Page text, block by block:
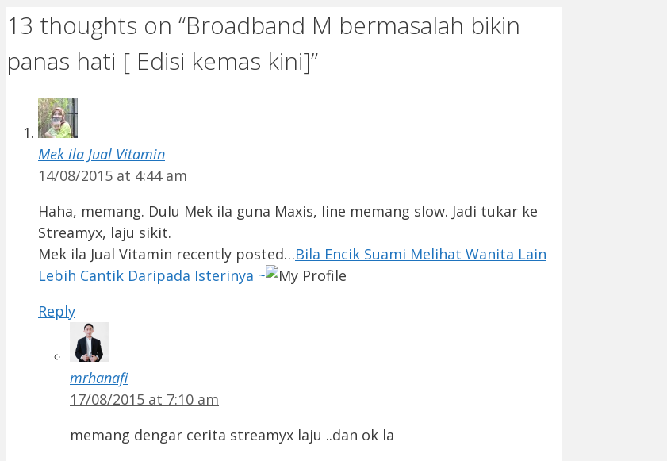
13 thoughts on “Broadband M bermasalah bikin
panas hati [ Edisi kemas kini]”
Mek ila Jual Vitamin
14/08/2015 at 4:44 am
Haha, memang. Dulu Mek ila guna Maxis, line memang slow. Jadi tukar ke
Streamyx, laju sikit.
Mek ila Jual Vitamin recently posted…Bila Encik Suami Melihat Wanita Lain
Lebih Cantik Daripada Isterinya ~
Reply
mrhanafi
17/08/2015 at 7:10 am
memang dengar cerita streamyx laju ..dan ok la